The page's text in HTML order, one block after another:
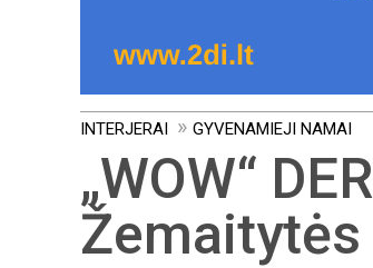
INTERJERAI GYVENAMIEJI NAMAI
„WOW“